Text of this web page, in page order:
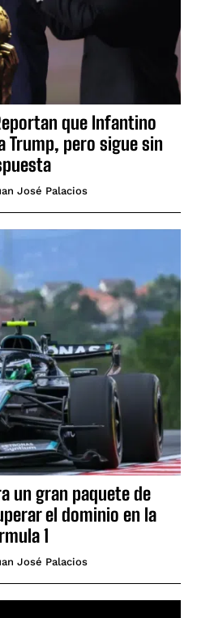
que Infantino
pero sigue sin
José Palacios
un gran paquete de
el dominio en la
1
José Palacios